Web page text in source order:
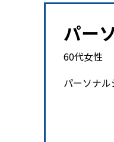
パー
60代女性
パーソナ